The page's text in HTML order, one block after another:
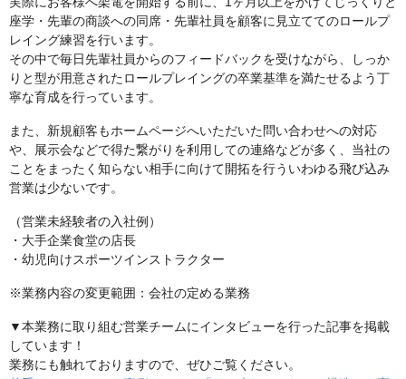
座学・先輩の商談への同席・先輩社員を顧客に見立ててのロールプ
レイング練習を行います。
その中で毎日先輩社員からのフィードバックを受けながら、しっか
りと型が用意されたロールプレイングの卒業基準を満たせるよう丁
寧な育成を行っています。
また、新規顧客もホームページへいただいた問い合わせへの対応
や、展示会などで得た繋がりを利用しての連絡などが多く、当社の
ことをまったく知らない相手に向けて開拓を行ういわゆる飛び込み
営業は少ないです。
（営業未経験者の入社例）
・大手企業食堂の店長
・幼児向けスポーツインストラクター
※業務内容の変更範囲：会社の定める業務
▼本業務に取り組む営業チームにインタビューを行った記事を掲載
しています！
業務にも触れておりますので、ぜひご覧ください。